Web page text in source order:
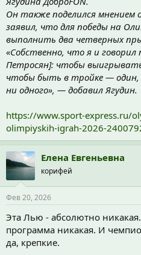
Он также поделился мнением
заявил, что для победы на
выполнить два четверных
«Собственно, что я и говорил
Петросян]: чтобы
чтобы быть в тройке —
ни одного», — добавил Ягудин.
https://www.sport-express.ru/
olimpiyskih-igrah-2026-
Елена Евгеньевна
корифей
Фев 20, 2026
Эта Лью - абсолютно
программа никакая. И
да, крепкие.